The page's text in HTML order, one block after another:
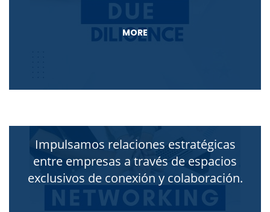
MORE
Impulsamos relaciones estratégicas
entre empresas a través de espacios
exclusivos de conexión y colaboración.